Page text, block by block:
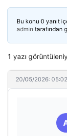
Bu konu 0 yanıt
admin tarafından
1 yazı
20/05/2026: 05:02